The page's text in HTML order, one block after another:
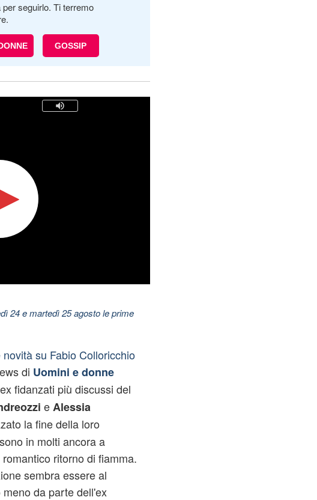
seguirlo. Ti terremo
GOSSIP
24 e martedì 25 agosto le prime
novità su Fabio Colloricchio
di Uomini e donne
fidanzati più discussi del
eAlessia
la fine della loro
in molti ancora a
ritorno di fiamma.
sembra essere al
da parte dell'ex